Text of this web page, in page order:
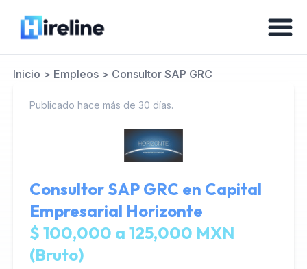
Inicio > Empleos> Consultor SAP GRC
Publicado hace más de 30 días.
Consultor SAP GRC en Capital
Empresarial Horizonte
$ 100,000 a 125,000 MXN
(Bruto)